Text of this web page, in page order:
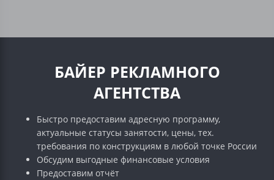
БАЙЕР РЕКЛАМНОГО
АГЕНТСТВА
Быстро предоставим адресную программу,
актуальные статусы занятости, цены, тех.
требования по конструкциям в любой точке России
Обсудим выгодные финансовые условия
Предоставим отчёт